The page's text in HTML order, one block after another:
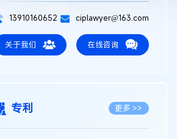
13910160652 ciplawyer@163.com
关于我们 在线咨询
专利 更多 >>